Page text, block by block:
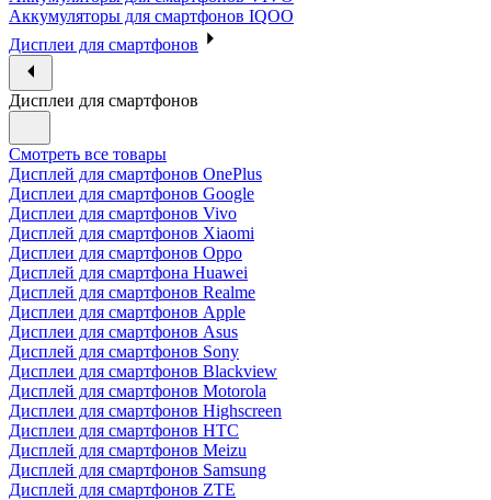
Аккумуляторы для смартфонов IQOO
Дисплеи для смартфонов
Дисплеи для смартфонов
Смотреть все товары
Дисплей для смартфонов OnePlus
Дисплеи для смартфонов Google
Дисплеи для смартфонов Vivo
Дисплей для смартфонов Xiaomi
Дисплеи для смартфонов Oppo
Дисплей для смартфона Huawei
Дисплей для смартфонов Realme
Дисплеи для смартфонов Apple
Дисплеи для смартфонов Asus
Дисплей для смартфонов Sony
Дисплеи для смартфонов Blackview
Дисплей для смартфонов Motorola
Дисплеи для смартфонов Highscreen
Дисплеи для смартфонов HTC
Дисплей для смартфонов Meizu
Дисплей для смартфонов Samsung
Дисплей для смартфонов ZTE